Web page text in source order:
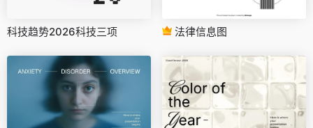
科技趋势2026科技三项 法律信息图